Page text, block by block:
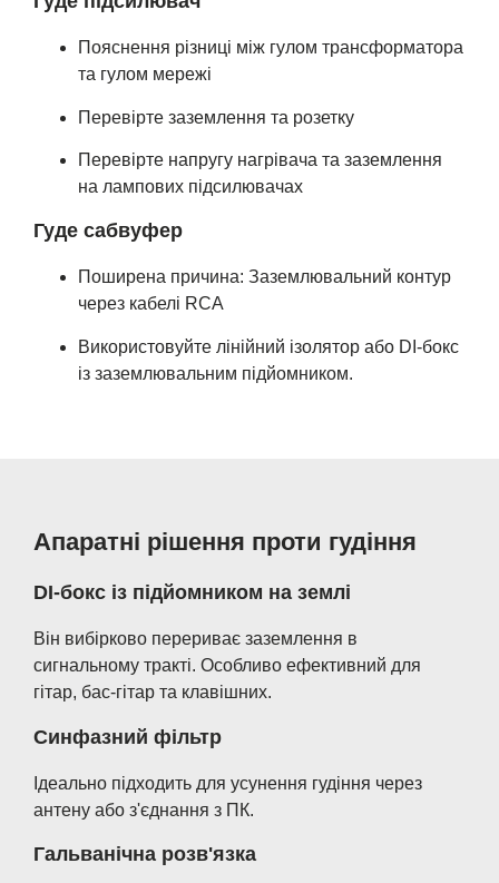
Пояснення різниці між гулом трансформатора
та гулом мережі
Перевірте заземлення та розетку
Перевірте напругу нагрівача та заземлення
на лампових підсилювачах
Гуде сабвуфер
Поширена причина: Заземлювальний контур
через кабелі RCA
Використовуйте лінійний ізолятор або DI-бокс
із заземлювальним підйомником.
Апаратні рішення проти гудіння
DI-бокс із підйомником на землі
Він вибірково перериває заземлення в
сигнальному тракті. Особливо ефективний для
гітар, бас-гітар та клавішних.
Синфазний фільтр
Ідеально підходить для усунення гудіння через
антену або з'єднання з ПК.
Гальванічна розв'язка